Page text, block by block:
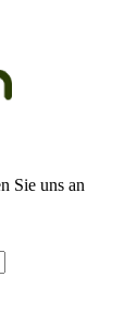
Sie uns an